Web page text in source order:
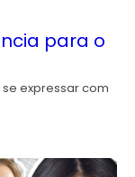
para o
expressar com